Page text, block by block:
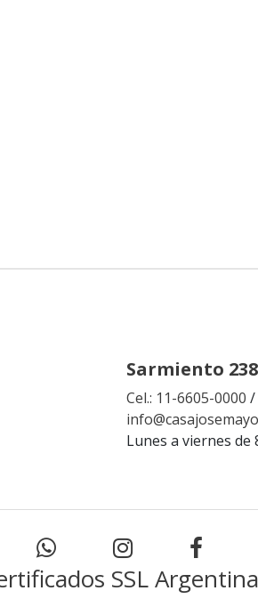
Sarmiento
Cel.: 11-6605-0000 /
Lunes a viernes de
SSL Argentina